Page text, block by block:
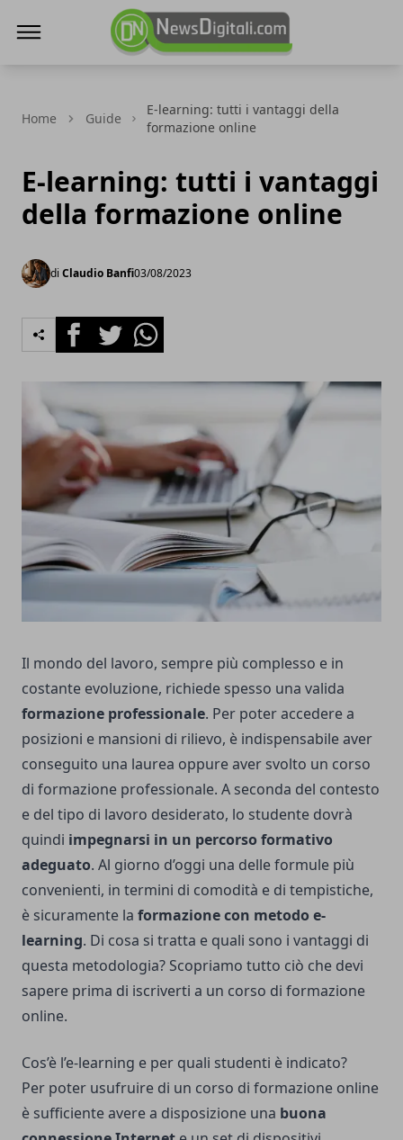
Home Guide
E-learning: tutti i vantaggi della
formazione online
E-learning: tutti i vantaggi
della formazione online
di Claudio Banfi03/08/2023
FacebookTwitterWhatsapp
Il mondo del lavoro, sempre più complesso e in
costante evoluzione, richiede spesso una valida
formazione professionale. Per poter accedere a
posizioni e mansioni di rilievo, è indispensabile aver
conseguito una laurea oppure aver svolto un corso
di formazione professionale. A seconda del contesto
e del tipo di lavoro desiderato, lo studente dovrà
quindi impegnarsi in un percorso formativo
adeguato. Al giorno d’oggi una delle formule più
convenienti, in termini di comodità e di tempistiche,
è sicuramente la formazione con metodo e-
learning. Di cosa si tratta e quali sono i vantaggi di
questa metodologia? Scopriamo tutto ciò che devi
sapere prima di iscriverti a un corso di formazione
online.
Cos’è l’e-learning e per quali studenti è indicato?
Per poter usufruire di un corso di formazione online
è sufficiente avere a disposizione una buona